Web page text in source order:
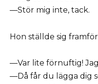
—Stör mig inte, tack.
Hon ställde sig
—Var lite förnuftig!
—Då får du lägga dig